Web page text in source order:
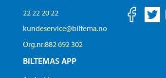
22 22 20 22
kundeservice@biltema.no
Org.nr:882 692 302
BILTEMAS APP